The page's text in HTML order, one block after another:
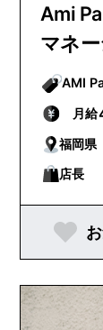
Ami
マネ
月給
福岡県
店長